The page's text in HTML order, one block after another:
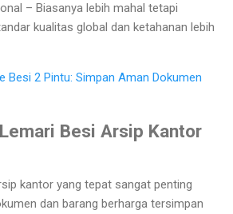
– Biasanya lebih mahal tetapi
kualitas global dan ketahanan lebih
Besi 2 Pintu: Simpan Aman Dokumen
Besi Arsip Kantor
kantor yang tepat sangat penting
dan barang berharga tersimpan